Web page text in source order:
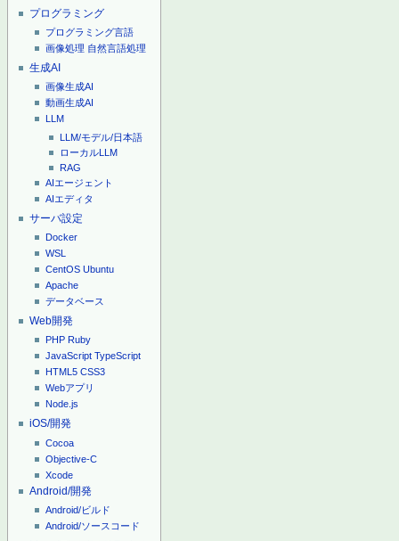
プログラミング
プログラミング言語
画像処理 自然言語処理
生成AI
画像生成AI
動画生成AI
LLM
LLM/モデル/日本語
ローカルLLM
RAG
AIエージェント
AIエディタ
サーバ設定
Docker
WSL
CentOS Ubuntu
Apache
データベース
Web開発
PHP Ruby
JavaScript TypeScript
HTML5 CSS3
Webアプリ
Node.js
iOS/開発
Cocoa
Objective-C
Xcode
Android/開発
Android/ビルド
Android/ソースコード